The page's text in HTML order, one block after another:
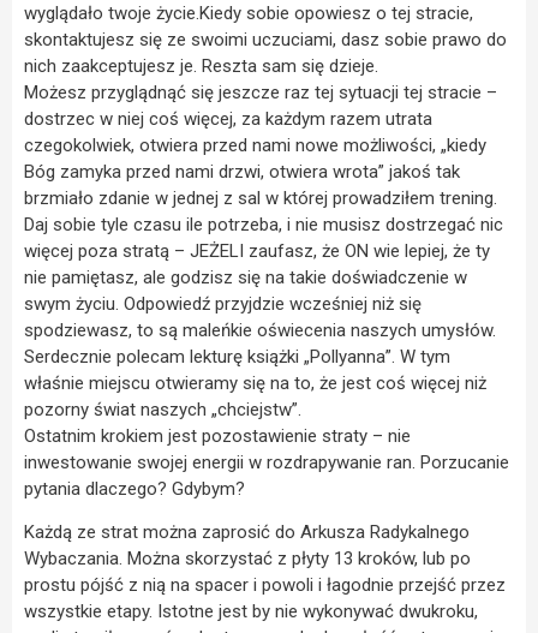
wyglądało twoje życie.Kiedy sobie opowiesz o tej stracie,
skontaktujesz się ze swoimi uczuciami, dasz sobie prawo do
nich zaakceptujesz je. Reszta sam się dzieje.
Możesz przyglądnąć się jeszcze raz tej sytuacji tej stracie –
dostrzec w niej coś więcej, za każdym razem utrata
czegokolwiek, otwiera przed nami nowe możliwości, „kiedy
Bóg zamyka przed nami drzwi, otwiera wrota” jakoś tak
brzmiało zdanie w jednej z sal w której prowadziłem trening.
Daj sobie tyle czasu ile potrzeba, i nie musisz dostrzegać nic
więcej poza stratą – JEŻELI zaufasz, że ON wie lepiej, że ty
nie pamiętasz, ale godzisz się na takie doświadczenie w
swym życiu. Odpowiedź przyjdzie wcześniej niż się
spodziewasz, to są maleńkie oświecenia naszych umysłów.
Serdecznie polecam lekturę książki „Pollyanna”. W tym
właśnie miejscu otwieramy się na to, że jest coś więcej niż
pozorny świat naszych „chciejstw”.
Ostatnim krokiem jest pozostawienie straty – nie
inwestowanie swojej energii w rozdrapywanie ran. Porzucanie
pytania dlaczego? Gdybym?
Każdą ze strat można zaprosić do Arkusza Radykalnego
Wybaczania. Można skorzystać z płyty 13 kroków, lub po
prostu pójść z nią na spacer i powoli i łagodnie przejść przez
wszystkie etapy. Istotne jest by nie wykonywać dwukroku,